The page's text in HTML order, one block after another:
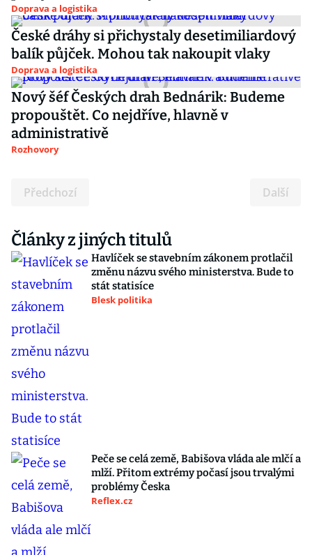
Doprava a logistika
České dráhy si přichystaly desetimiliardový
balík půjček. Mohou tak nakoupit vlaky
Doprava a logistika
Nový šéf Českých drah Bednárik: Budeme
propouštět. Co nejdříve, hlavně v
administrativě
Rozhovory
Předchozí Další
Články z jiných titulů
Havlíček se stavebním zákonem protlačil
změnu názvu svého ministerstva. Bude to
stát statisíce
Blesk politika
Peče se celá země, Babišova vláda ale mlčí a
mlží. Přitom extrémy počasí jsou trvalými
problémy Česka
Reflex.cz